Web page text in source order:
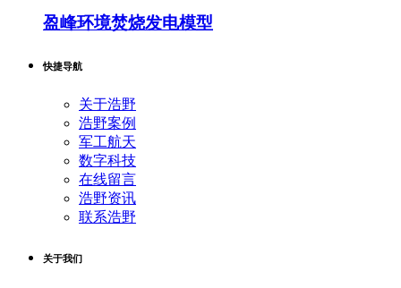
盈峰环境焚烧发电模型
快捷导航
关于浩野
浩野案例
军工航天
数字科技
在线留言
浩野资讯
联系浩野
关于我们